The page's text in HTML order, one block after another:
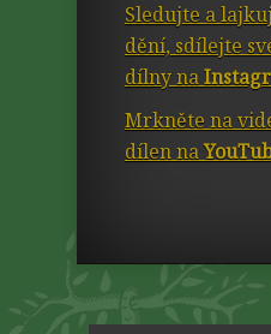
Sledujte a
dění, sdílejte
dílny na
Mrkněte na
dílen na